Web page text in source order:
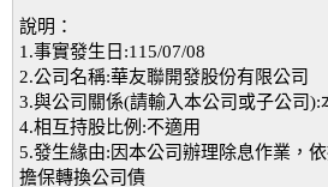
說明：
1.事實發生日:115/07/08
2.公司名稱:華友聯開發股份有限公司
3.與公司關係(請輸入本公司或子公司):
4.相互持股比例:不適用
5.發生緣由:因本公司辦理除息作業，
擔保轉換公司債